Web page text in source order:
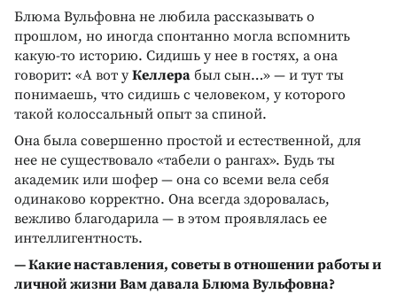
Блюма Вульфовна не любила рассказывать о
прошлом, но иногда спонтанно могла вспомнить
какую-то историю. Сидишь у нее в гостях, а она
говорит: «А вот уКеллера был сын…» — и тут ты
понимаешь, что сидишь с человеком, у которого
такой колоссальный опыт за спиной.
Она была совершенно простой и естественной, для
нее не существовало «табели о рангах». Будь ты
академик или шофер — она со всеми вела себя
одинаково корректно. Она всегда здоровалась,
вежливо благодарила — в этом проявлялась ее
интеллигентность.
— Какие наставления, советы в отношении работы и
личной жизни Вам давала Блюма Вульфовна?